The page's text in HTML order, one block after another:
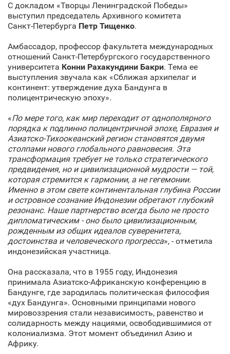
С докладом «Творцы Ленинградской Победы»
выступил председатель Архивного комитета
Санкт‑Петербурга Петр Тищенко.
Амбассадор, профессор факультета международных
отношений Санкт‑Петербургского государственного
университета Конни Рахакундини Бакри. Тема ее
выступления звучала как «Сближая архипелаг и
континент: утверждение духа Бандунга в
полицентрическую эпоху».
«По мере того, как мир переходит от однополярного
порядка к подлинно полицентричной эпохе, Евразия и
Азиатско-Тихоокеанский регион становятся двумя
столпами нового глобального равновесия. Эта
трансформация требует не только стратегического
предвидения, но и цивилизационной мудрости — той,
которая стремится к гармонии, а не гегемонии.
Именно в этом свете континентальная глубина России
и островное сознание Индонезии обретают глубокий
резонанс. Наше партнерство всегда было не просто
дипломатическим - оно было цивилизационным,
рожденным из общих идеалов суверенитета,
достоинства и человеческого прогресса», - отметила
индонезийская участница.
Она рассказала, что в 1955 году, Индонезия
принимала Азиатско-Африканскую конференцию в
Бандунге, где зародилась политическая философия
«дух Бандунга». Основными принципами нового
мировоззрения стали независимость, равенство и
солидарность между нациями, освободившимися от
колониализма. Этот момент объединил Азию и
Африку.